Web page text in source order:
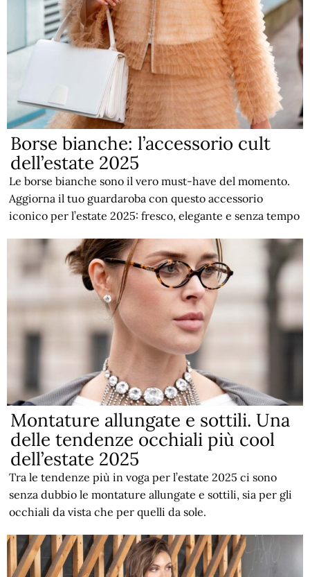
Borse bianche: l’accessorio cult
dell’estate 2025
Le borse bianche sono il vero must-have del momento.
Aggiorna il tuo guardaroba con questo accessorio
iconico per l’estate 2025: fresco, elegante e senza tempo
Montature allungate e sottili. Una
delle tendenze occhiali più cool
dell’estate 2025
Tra le tendenze più in voga per l’estate 2025 ci sono
senza dubbio le montature allungate e sottili, sia per gli
occhiali da vista che per quelli da sole.